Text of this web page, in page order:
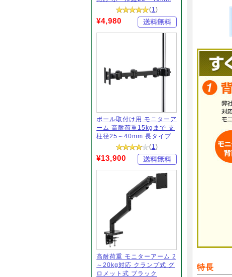
(1 )
¥4,980
ポール取付け用 モニターア
ーム 高耐荷重15kgまで 支
柱径25～40mm 長タイプ
(1 )
¥13,900
高耐荷重 モニターアーム 2
～20kg対応 クランプ式 グ
ロメット式 ブラック
特長